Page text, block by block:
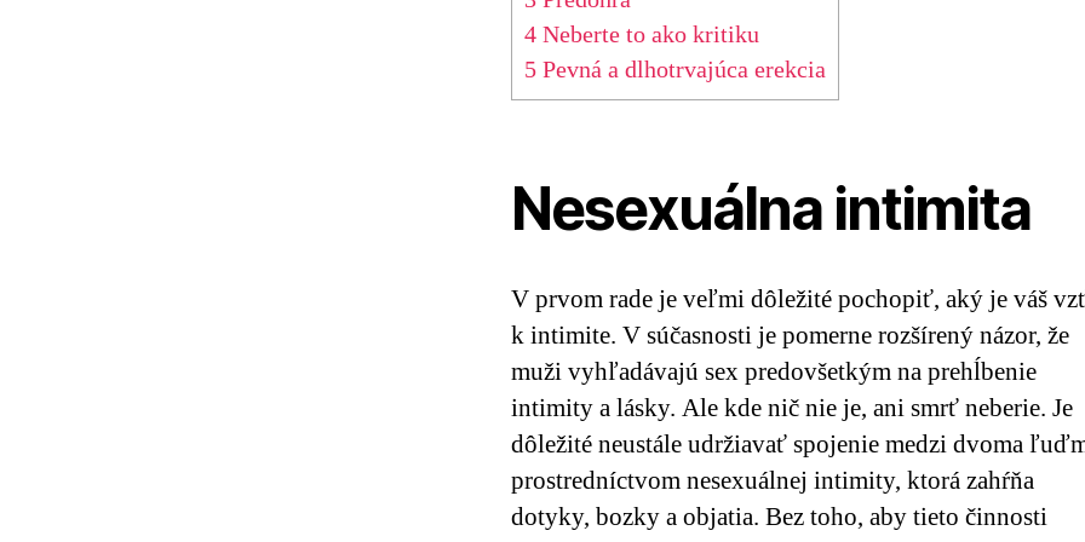
4 Neberte to ako kritiku
5 Pevná a dlhotrvajúca erekcia
Nesexuálna intimita
V prvom rade je veľmi dôležité pochopiť, aký je váš
k intimite. V súčasnosti je pomerne rozšírený názor, že
muži vyhľadávajú sex predovšetkým na prehĺbenie
intimity a lásky. Ale kde nič nie je, ani smrť neberie. Je
dôležité neustále udržiavať spojenie medzi dvoma
prostredníctvom nesexuálnej intimity, ktorá zahŕňa
dotyky, bozky a objatia. Bez toho, aby tieto činnosti